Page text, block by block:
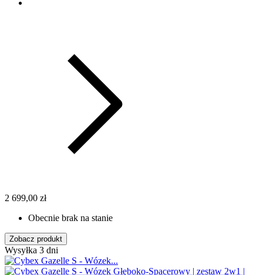
2 699,00 zł
Obecnie brak na stanie
Zobacz produkt
Wysyłka 3 dni